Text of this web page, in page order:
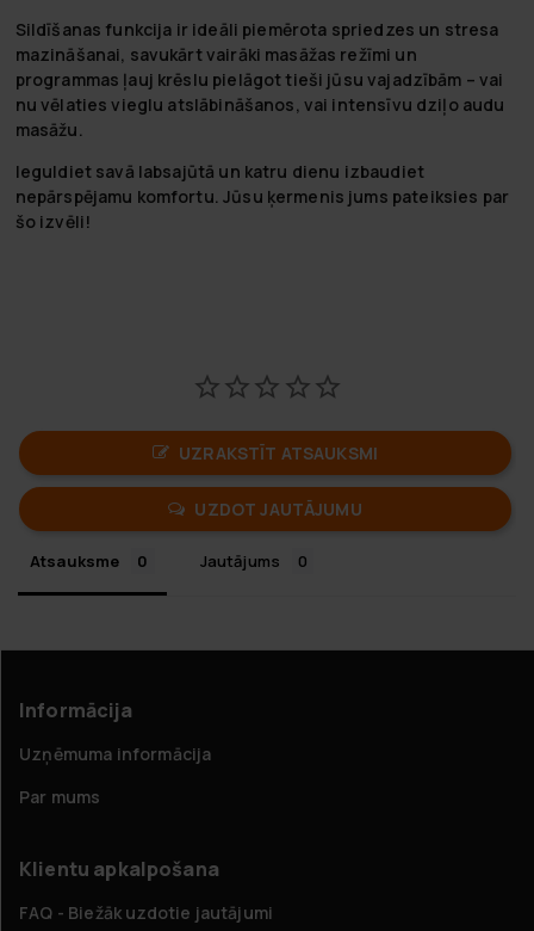
Sildīšanas funkcija ir ideāli piemērota spriedzes un stresa
mazināšanai, savukārt vairāki masāžas režīmi un
programmas ļauj krēslu pielāgot tieši jūsu vajadzībām – vai
nu vēlaties vieglu atslābināšanos, vai intensīvu dziļo audu
masāžu.
Ieguldiet savā labsajūtā un katru dienu izbaudiet
nepārspējamu komfortu. Jūsu ķermenis jums pateiksies par
šo izvēli!
UZRAKSTĪT ATSAUKSMI
UZDOT JAUTĀJUMU
Atsauksme Jautājums
Informācija
Uzņēmuma informācija
Par mums
Klientu apkalpošana
FAQ - Biežāk uzdotie jautājumi